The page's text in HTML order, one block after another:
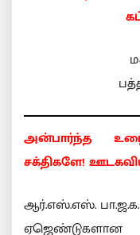
அன்பார்ந்த
சக்திகளே!
ஆர்.எஸ்.எஸ்.
ஏஜெண்டுகளான